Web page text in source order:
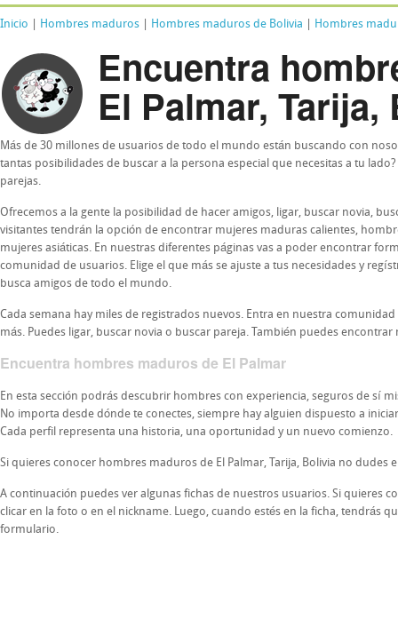
Inicio Hombres maduros Hombres maduros de Bolivia Hombres
Encuentra
El Palmar, Tarija,
Más de 30 millones de usuarios de todo el mundo están buscando con
tantas posibilidades de buscar a la persona especial que necesitas a tu
parejas.
Ofrecemos a la gente la posibilidad de hacer amigos, ligar, buscar novia,
visitantes tendrán la opción de encontrar mujeres maduras calientes,
mujeres asiáticas. En nuestras diferentes páginas vas a poder encontrar
comunidad de usuarios. Elige el que más se ajuste a tus necesidades y
busca amigos de todo el mundo.
Cada semana hay miles de registrados nuevos. Entra en nuestra
más. Puedes ligar, buscar novia o buscar pareja. También puedes
Encuentra hombres maduros de El Palmar
En esta sección podrás descubrir hombres con experiencia, seguros de sí
No importa desde dónde te conectes, siempre hay alguien dispuesto a
Cada perfil representa una historia, una oportunidad y un nuevo comienzo.
Si quieres conocer hombres maduros de El Palmar, Tarija, Bolivia no dudes
A continuación puedes ver algunas fichas de nuestros usuarios. Si quieres
clicar en la foto o en el nickname. Luego, cuando estés en la ficha, tendrás
formulario.